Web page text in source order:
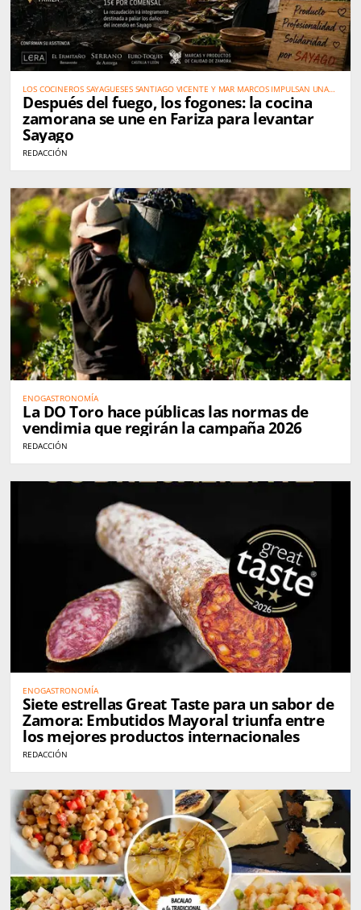
LOS COCINEROS SAYAGUESES SANTIAGO VICENTE Y MAR MARCOS IMPULSAN UNA
GRAN CITA SOLIDARIA EL 16 DE AGOSTO
Después del fuego, los fogones: la cocina
zamorana se une en Fariza para levantar
Sayago
REDACCIÓN
ENOGASTRONOMÍA
La DO Toro hace públicas las normas de
vendimia que regirán la campaña 2026
REDACCIÓN
ENOGASTRONOMÍA
Siete estrellas Great Taste para un sabor de
Zamora: Embutidos Mayoral triunfa entre
los mejores productos internacionales
REDACCIÓN